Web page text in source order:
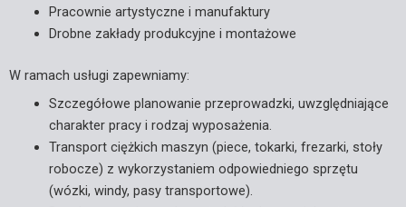
Pracownie artystyczne i manufaktury
Drobne zakłady produkcyjne i montażowe
W ramach usługi zapewniamy:
Szczegółowe planowanie przeprowadzki, uwzględniające
charakter pracy i rodzaj wyposażenia.
Transport ciężkich maszyn (piece, tokarki, frezarki, stoły
robocze) z wykorzystaniem odpowiedniego sprzętu
(wózki, windy, pasy transportowe).